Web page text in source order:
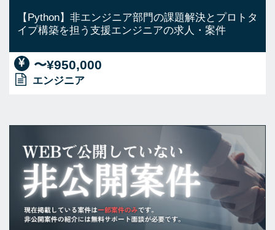
【Python】非エンジニア部門の課題解決とプロトタ
イプ構築を担う支援エンジニアの求人・案件
〜¥950,000
エンジニア